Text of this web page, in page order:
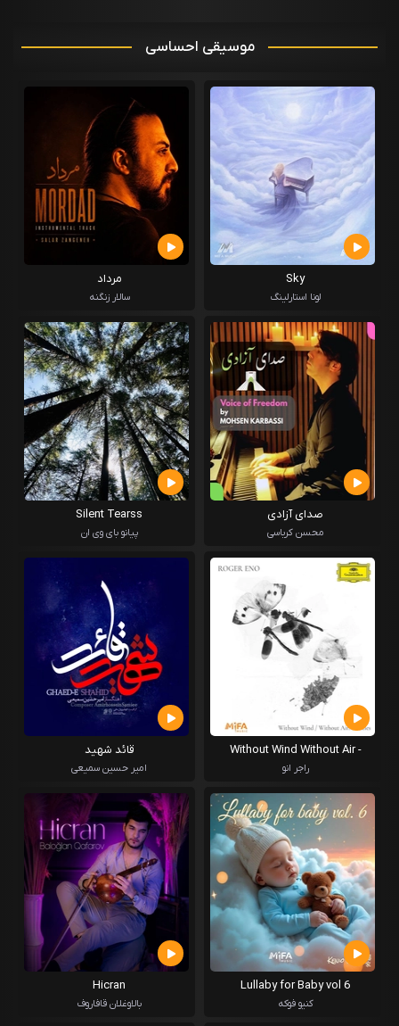
موسیقی احساسی
Sky
لونا استارلینگ
مرداد
سالار زنگنه
صدای آزادی
محسن کرباسی
Silent Tearss
پیانو بای وی ان
Without Wind Without Air -
Rarites
راجر انو
قائد شهید
امیر حسین سمیعی
Lullaby for Baby vol 6
کنیو فوکه
Hicran
بالاوغلان قافاروف